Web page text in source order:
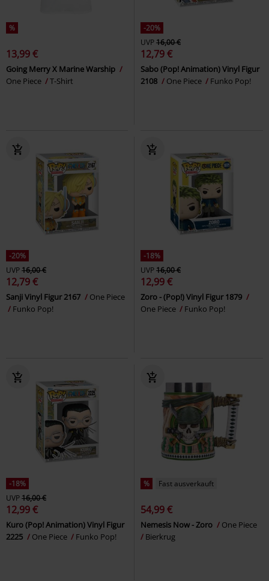
%
13,99 €
Going Merry X Marine Warship
One Piece
T-Shirt
-20%
UVP16,00 €
12,79 €
Sabo (Pop! Animation) Vinyl Figur
2108
One Piece Funko Pop!
-20%
UVP16,00 €
12,79 €
Sanji Vinyl Figur 2167
One Piece
Funko Pop!
-18%
UVP16,00 €
12,99 €
Zoro - (Pop!) Vinyl Figur 1879
One Piece
Funko Pop!
-18%
UVP16,00 €
12,99 €
Kuro (Pop! Animation) Vinyl Figur
2225
One Piece Funko Pop!
% Fast ausverkauft
54,99 €
Nemesis Now - Zoro
One Piece
Bierkrug